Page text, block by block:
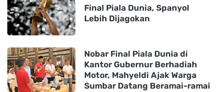
Final Piala Dunia, Spanyol
Lebih Dijagokan
Nobar Final Piala Dunia di
Kantor Gubernur Berhadiah
Motor, Mahyeldi Ajak Warga
Sumbar Datang Beramai-ramai